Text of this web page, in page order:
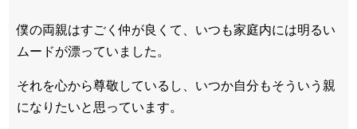
僕の両親はすごく仲が良くて、いつも家庭内には明るい
ムードが漂っていました。
それを心から尊敬しているし、いつか自分もそういう親
になりたいと思っています。